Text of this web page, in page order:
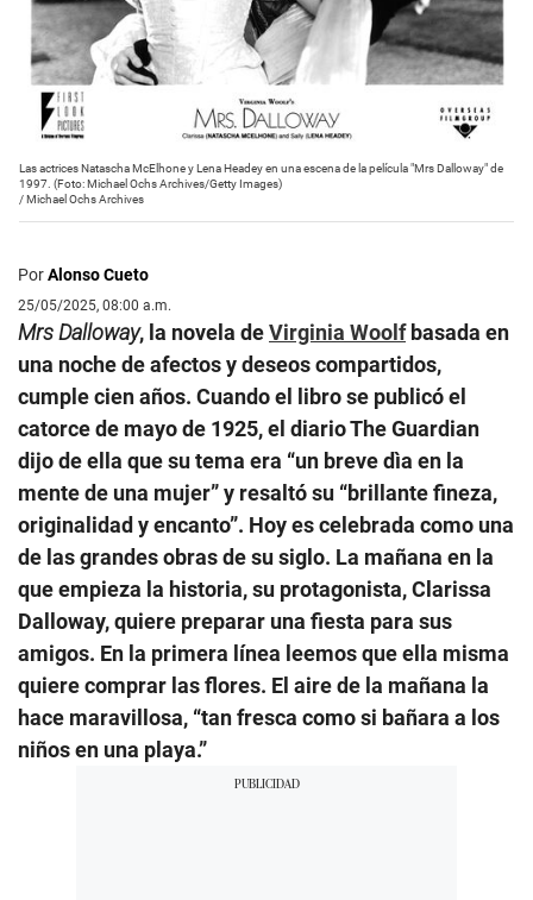
Las actrices Natascha McElhone y Lena Headey en una escena de la película "Mrs Dalloway" de
1997. (Foto: Michael Ochs Archives/Getty Images)
/Michael Ochs Archives
PorAlonso Cueto
25/05/2025, 08:00 a.m.
Mrs Dalloway, la novela deVirginia Woolfbasada en
una noche de afectos y deseos compartidos,
cumple cien años. Cuando el libro se publicó el
catorce de mayo de 1925, el diario The Guardian
dijo de ella que su tema era “un breve dìa en la
mente de una mujer” y resaltó su “brillante fineza,
originalidad y encanto”. Hoy es celebrada como una
de las grandes obras de su siglo. La mañana en la
que empieza la historia, su protagonista, Clarissa
Dalloway, quiere preparar una fiesta para sus
amigos. En la primera línea leemos que ella misma
quiere comprar las flores. El aire de la mañana la
hace maravillosa, “tan fresca como si bañara a los
niños en una playa.”